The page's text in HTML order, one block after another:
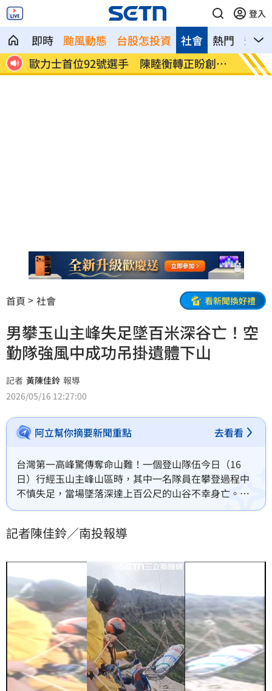
登入
即時 颱風動態 台股怎投資 熱門 影音
社會
陳睦衡轉正盼創歷
斷交台灣後慘哭！中國金援只
首頁 社會 看新聞換好禮
男攀玉山主峰失足墜百米深谷亡！空
勤隊強風中成功吊掛遺體下山
記者 黃陳佳鈴 報導
2026/05/16 12:27:00
阿立幫你摘要新聞重點 去看看
台灣第一高峰驚傳奪命山難！一個登山隊伍今日（16
日）行經玉山主峰山區時，其中一名隊員在攀登過程中
不慎失足，當場墜落深達上百公尺的山谷不幸身亡。由
於現場地勢極為險峻、徒步救援困難，內政部消防署特
直升機趕往現場，頂著強勁的高山陣風，於今日上午成
記者陳佳鈴／南投報導